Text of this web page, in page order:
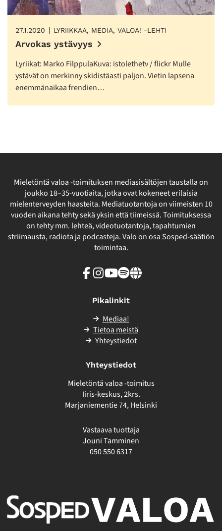
27.1.2020 LYRIIKKAA, MEDIA, VALOA! -LEHTI
Arvokas ystävyys
Lyriikat: Marko FilppulaKuva: istolethetv / flickr Mulle
ystävät on merkinny skidistäasti paljon. Vietin lapsena
enemmänaikaa frendien…
Mieletöntä valoa -toimituksen mediasisältöjen taustalla on
joukko 18–35-vuotiaita, jotka ovat kokeneet erilaisia
mielenterveyden haasteita. Mediatuotantoja on viimeisten 10
vuoden aikana tehty sekä yksin että tiimeissä. Toimituksessa
on tehty mm. lehteä, videotuotantoja, tapahtumien
striimausta, radiota ja podcasteja. Valo on osa Sosped-säätiön
toimintaa.
Facebook
Instagram
Youtube
SpotifyLinkki
Pikalinkit
Mediaa!
Tietoa meistä
Yhteystiedot
Yhteystiedot
Mieletöntä valoa -toimitus
Iiris-keskus, 2krs.
Marjaniementie 74, Helsinki
Vastaava tuottaja
Jouni Tamminen
050 550 6317